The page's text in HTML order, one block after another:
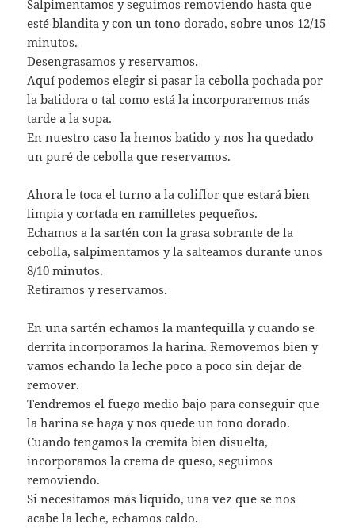
Salpimentamos y seguimos removiendo hasta que
esté blandita y con un tono dorado, sobre unos 12/15
minutos.
Desengrasamos y reservamos.
Aquí podemos elegir si pasar la cebolla pochada por
la batidora o tal como está la incorporaremos más
tarde a la sopa.
En nuestro caso la hemos batido y nos ha quedado
un puré de cebolla que reservamos.
Ahora le toca el turno a la coliflor que estará bien
limpia y cortada en ramilletes pequeños.
Echamos a la sartén con la grasa sobrante de la
cebolla, salpimentamos y la salteamos durante unos
8/10 minutos.
Retiramos y reservamos.
En una sartén echamos la mantequilla y cuando se
derrita incorporamos la harina. Removemos bien y
vamos echando la leche poco a poco sin dejar de
remover.
Tendremos el fuego medio bajo para conseguir que
la harina se haga y nos quede un tono dorado.
Cuando tengamos la cremita bien disuelta,
incorporamos la crema de queso, seguimos
removiendo.
Si necesitamos más líquido, una vez que se nos
acabe la leche, echamos caldo.